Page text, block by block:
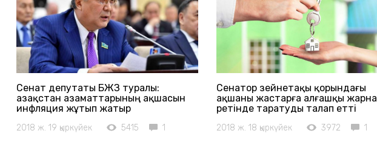
Сенат депутаты БЖЗҚ туралы:
Қазақстан азаматтарының ақшасын
инфляция жұтып жатыр
2018 ж. 19 қыркүйек 5415 1
Сенатор зейнетақы қорындағы
ақшаны жастарға алғашқы жарна
ретінде таратуды талап етті
2018 ж. 18 қыркүйек 3972 1